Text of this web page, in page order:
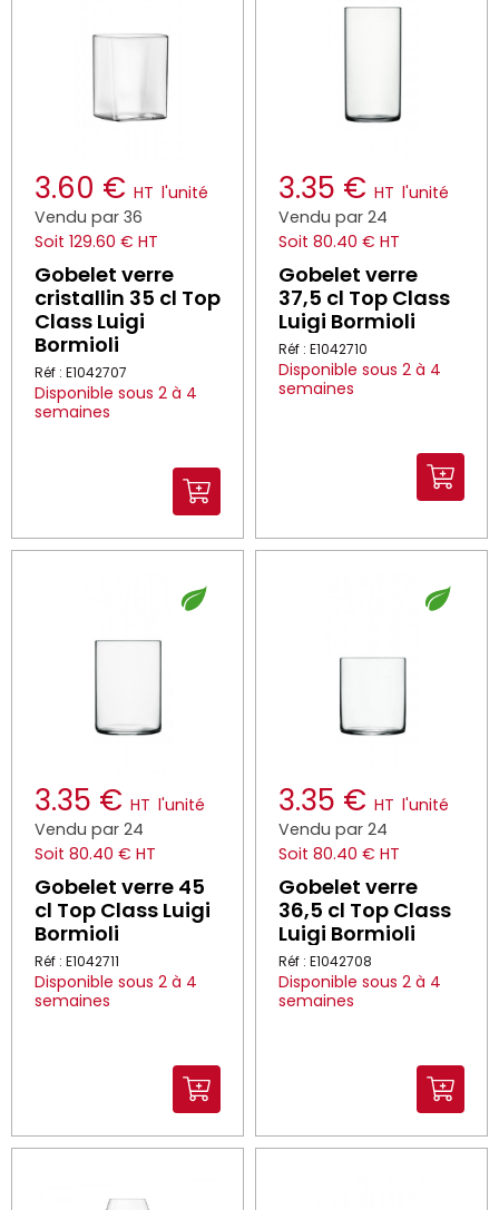
3.60 € HT l'unité
Vendu par 36
Soit 129.60 € HT
Gobelet verre
cristallin 35 cl Top
Class Luigi
Bormioli
Réf : E1042707
Disponible sous 2 à 4
semaines
3.35 € HT l'unité
Vendu par 24
Soit 80.40 € HT
Gobelet verre
37,5 cl Top Class
Luigi Bormioli
Réf : E1042710
Disponible sous 2 à 4
semaines
3.35 € HT l'unité
Vendu par 24
Soit 80.40 € HT
Gobelet verre 45
cl Top Class Luigi
Bormioli
Réf : E1042711
Disponible sous 2 à 4
semaines
3.35 € HT l'unité
Vendu par 24
Soit 80.40 € HT
Gobelet verre
36,5 cl Top Class
Luigi Bormioli
Réf : E1042708
Disponible sous 2 à 4
semaines